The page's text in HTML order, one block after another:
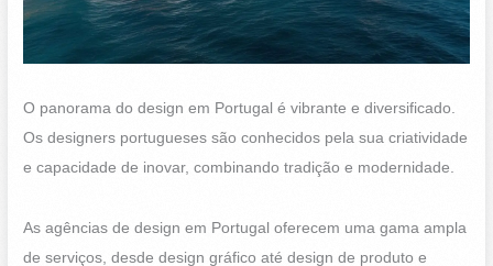
O panorama do design em Portugal é vibrante e diversificado.
Os designers portugueses são conhecidos pela sua criatividade
e capacidade de inovar, combinando tradição e modernidade.
As agências de design em Portugal oferecem uma gama ampla
de serviços, desde design gráfico até design de produto e